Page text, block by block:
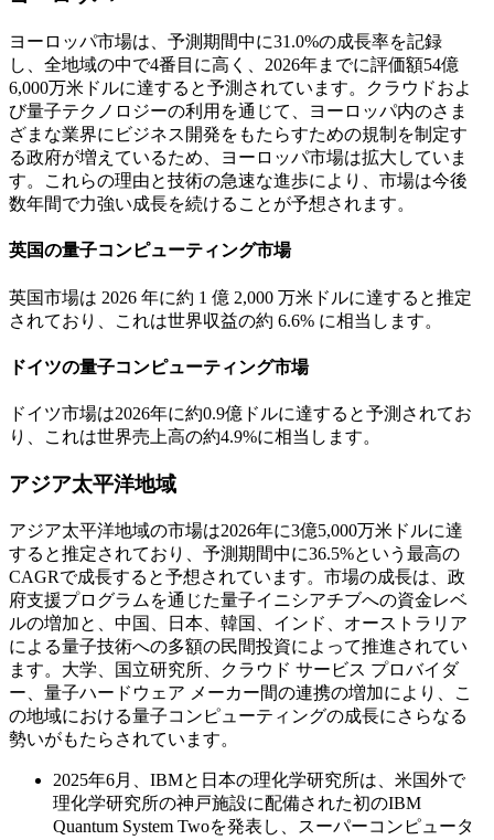
ヨーロッパ市場は、予測期間中に31.0%の成長率を記録
し、全地域の中で4番目に高く、2026年までに評価額54億
6,000万米ドルに達すると予測されています。クラウドおよ
び量子テクノロジーの利用を通じて、ヨーロッパ内のさま
ざまな業界にビジネス開発をもたらすための規制を制定す
る政府が増えているため、ヨーロッパ市場は拡大していま
す。これらの理由と技術の急速な進歩により、市場は今後
数年間で力強い成長を続けることが予想されます。
英国の量子コンピューティング市場
英国市場は 2026 年に約 1 億 2,000 万米ドルに達すると推定
されており、これは世界収益の約 6.6% に相当します。
ドイツの量子コンピューティング市場
ドイツ市場は2026年に約0.9億ドルに達すると予測されてお
り、これは世界売上高の約4.9%に相当します。
アジア太平洋地域
アジア太平洋地域の市場は2026年に3億5,000万米ドルに達
すると推定されており、予測期間中に36.5%という最高の
CAGRで成長すると予想されています。市場の成長は、政
府支援プログラムを通じた量子イニシアチブへの資金レベ
ルの増加と、中国、日本、韓国、インド、オーストラリア
による量子技術への多額の民間投資によって推進されてい
ます。大学、国立研究所、クラウド サービス プロバイダ
ー、量子ハードウェア メーカー間の連携の増加により、こ
の地域における量子コンピューティングの成長にさらなる
勢いがもたらされています。
2025年6月、IBMと日本の理化学研究所は、米国外で
理化学研究所の神戸施設に配備された初のIBM
Quantum System Twoを発表し、スーパーコンピュータ